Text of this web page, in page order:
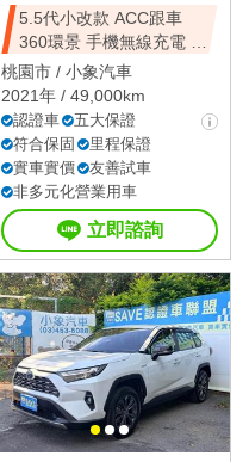
5.5代小改款 ACC跟車
360環景 手機無線充電 一
手車
桃園市 / 小象汽車
2021年 / 49,000km
認證車
五大保證
符合保固
里程保證
實車實價
友善試車
非多元化營業用車
立即諮詢